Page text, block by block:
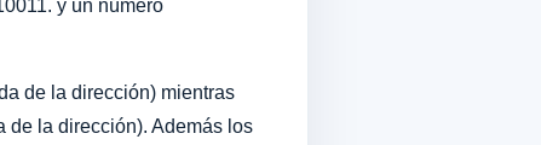
y un número
de la dirección) mientras
de la dirección). Además los